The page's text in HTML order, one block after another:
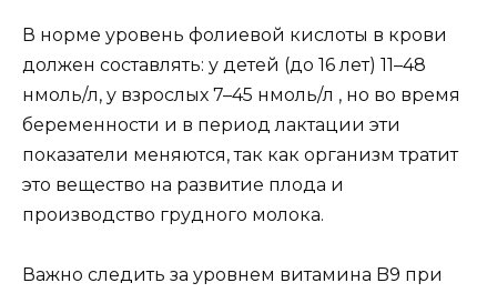
В норме уровень фолиевой кислоты в крови
должен составлять: у детей (до 16 лет) 11–48
нмоль/л, у взрослых 7–45 нмоль/л , но во время
беременности и в период лактации эти
показатели меняются, так как организм тратит
это вещество на развитие плода и
производство грудного молока.
Важно следить за уровнем витамина B9 при